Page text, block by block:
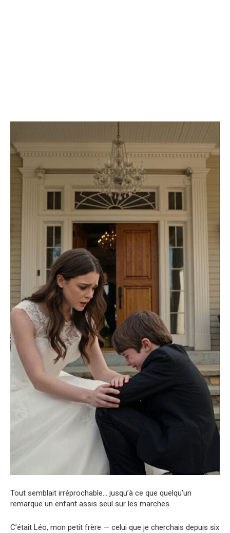
Tout semblait irréprochable… jusqu’à ce que quelqu’un
remarque un enfant assis seul sur les marches.
C’était Léo, mon petit frère — celui que je cherchais depuis six